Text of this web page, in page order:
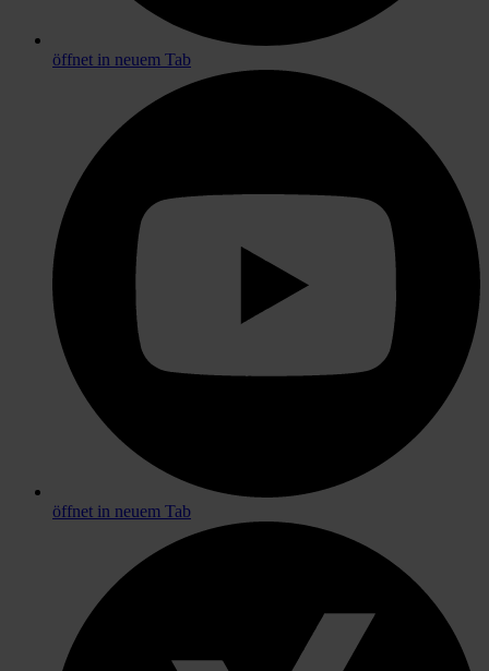
öffnet in neuem Tab
öffnet in neuem Tab